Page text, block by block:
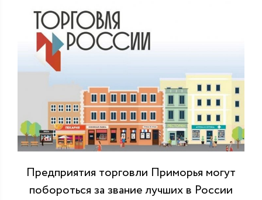
Предприятия торговли Приморья могут
побороться за звание лучших в России